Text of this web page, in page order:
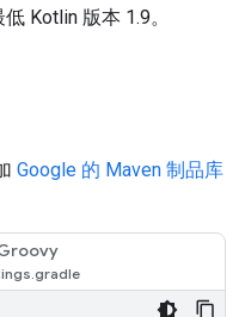
Kotlin 版本 1.9。
Google 的 Maven 制品库